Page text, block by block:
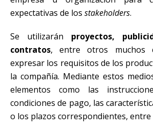
expectativas de los stakeholders.
Se utilizarán proyectos,
contratos, entre otros muchos
expresar los requisitos de los
la compañía. Mediante estos
elementos como las
condiciones de pago, las
o los plazos correspondientes,